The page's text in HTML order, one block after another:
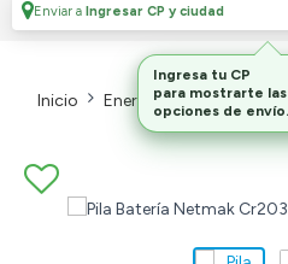
Enviar a Ingresar CP y ciudad
Inicio Energia Y Hogar Pilas